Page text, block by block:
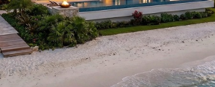
Djava
Lumintu
Panen